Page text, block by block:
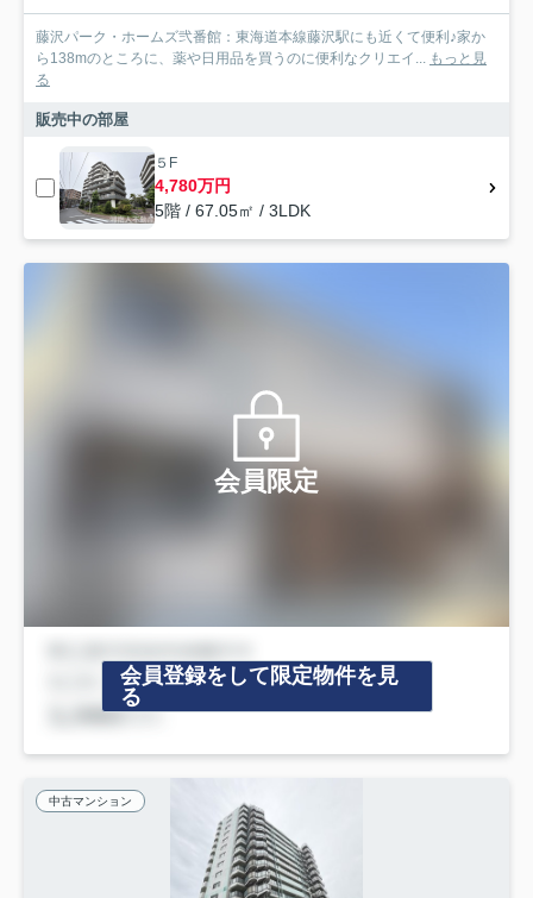
藤沢パーク・ホームズ弐番館：東海道本線藤沢駅にも近くて便利♪家か
ら138mのところに、薬や日用品を買うのに便利なクリエイ... もっと見
る
販売中の部屋
５F
4,780万円
5階 / 67.05㎡ / 3LDK
会員限定
会員登録をして限定物件を見
る
中古マンション